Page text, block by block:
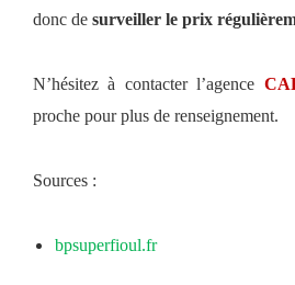
donc de surveiller le prix
N’hésitez à contacter l’agence
proche pour plus de renseignement.
Sources :
bpsuperfioul.fr